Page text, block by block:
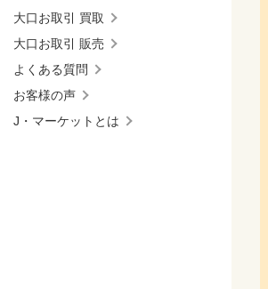
大口お取引 買取
大口お取引 販売
よくある質問
お客様の声
J・マーケットとは